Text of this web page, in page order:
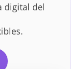
digital del